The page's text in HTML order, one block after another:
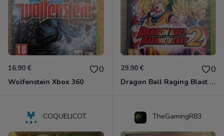
16.90 € 0
Wolfenstein Xbox 360
29.90 € 0
Dragon Ball Raging Blast 2 Xbox 360
COQUELICOT TheGamingR83